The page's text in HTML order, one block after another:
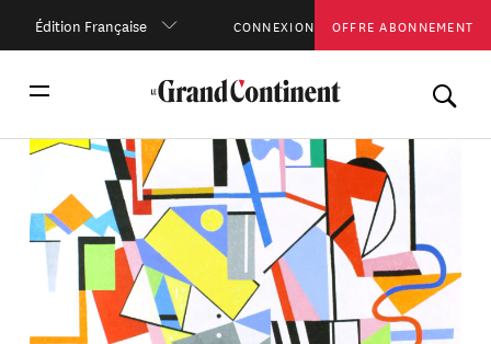
Édition Française CONNEXION OFFRE ABONNEMENT